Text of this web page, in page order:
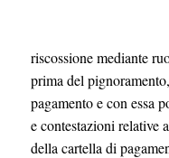
riscossione mediante
prima del
pagamento e con essa
e contestazioni relative
della cartella di